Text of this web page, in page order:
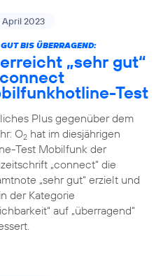
April 2023
BIS ÜBERRAGEND:
erreicht „sehr gut“
Test
Plus gegenüber dem
O2hat im diesjährigen
Test Mobilfunk der
„connect“ die
„sehr gut“ erzielt und
der Kategorie
auf „überragend“